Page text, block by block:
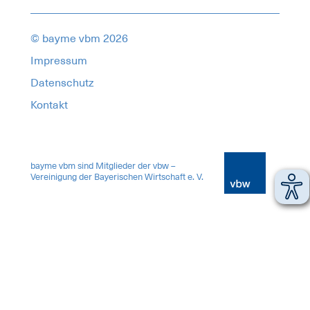
© bayme vbm 2026
Impressum
Datenschutz
Kontakt
bayme vbm sind Mitglieder der vbw –
Vereinigung der Bayerischen Wirtschaft e. V.